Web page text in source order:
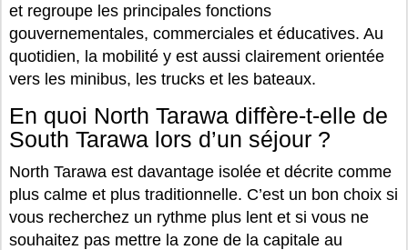
et regroupe les principales fonctions
gouvernementales, commerciales et éducatives. Au
quotidien, la mobilité y est aussi clairement orientée
vers les minibus, les trucks et les bateaux.
En quoi North Tarawa diffère-t-elle de
South Tarawa lors d’un séjour ?
North Tarawa est davantage isolée et décrite comme
plus calme et plus traditionnelle. C’est un bon choix si
vous recherchez un rythme plus lent et si vous ne
souhaitez pas mettre la zone de la capitale au